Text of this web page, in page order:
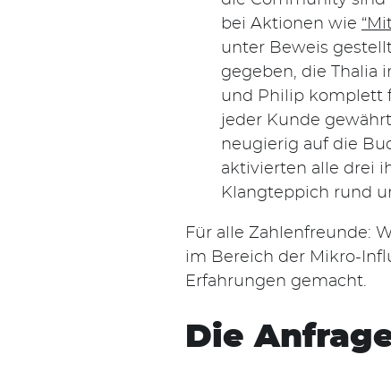
bei Aktionen wie
unter Beweis
gegeben, die Thalia
und Philip komplett
jeder Kunde
neugierig auf die
aktivierten alle drei
Klangteppich rund
Für alle Zahlenfreunde:
im Bereich der Mikro-
Erfahrungen gemacht.
Die